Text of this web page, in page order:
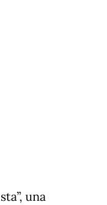
una